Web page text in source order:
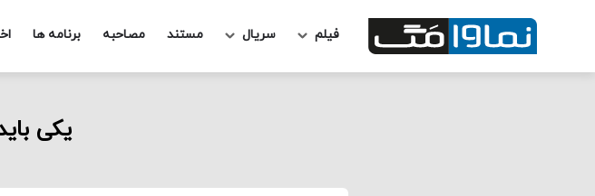
فیلم سریال مستند مصاحبه برنامه ها
یکی